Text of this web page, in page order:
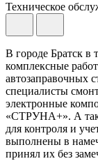
Техническое
В городе Братск в
комплексные
автозаправочных
специалисты
электронные
«СТРУНА+». А
для контроля и
выполнены в
принял их без